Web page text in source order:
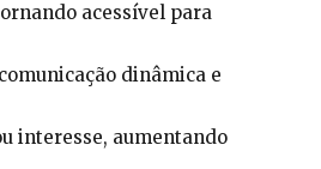
acessível para
dinâmica e
interesse, aumentando